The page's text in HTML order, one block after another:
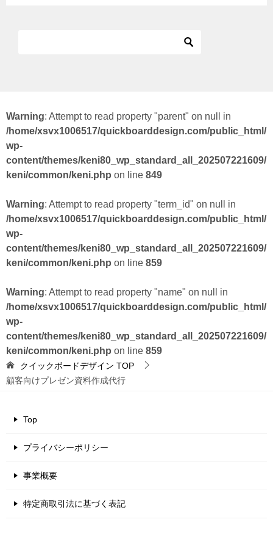
Warning: Attempt to read property "parent" on null in
/home/xsvx1006517/quickboarddesign.com/public_html/
wp-
content/themes/keni80_wp_standard_all_202507221609/
keni/common/keni.php on line 849
Warning: Attempt to read property "term_id" on null in
/home/xsvx1006517/quickboarddesign.com/public_html/
wp-
content/themes/keni80_wp_standard_all_202507221609/
keni/common/keni.php on line 859
Warning: Attempt to read property "name" on null in
/home/xsvx1006517/quickboarddesign.com/public_html/
wp-
content/themes/keni80_wp_standard_all_202507221609/
keni/common/keni.php on line 859
クイックボードデザイン TOP
顧客向けプレゼン資料作成代行
Top
プライバシーポリシー
事業概要
特定商取引法に基づく表記